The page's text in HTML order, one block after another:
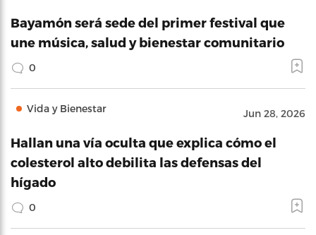
Bayamón será sede del primer festival que
une música, salud y bienestar comunitario
0
Vida y Bienestar Jun 28, 2026
Hallan una vía oculta que explica cómo el
colesterol alto debilita las defensas del
hígado
0